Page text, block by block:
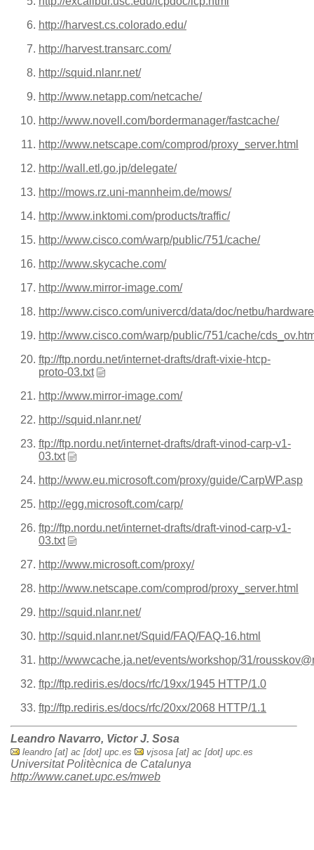
http://harvest.cs.colorado.edu/
http://harvest.transarc.com/
http://squid.nlanr.net/
http://www.netapp.com/netcache/
http://www.novell.com/bordermanager/fastcache/
http://www.netscape.com/comprod/proxy_server.html
http://wall.etl.go.jp/delegate/
http://mows.rz.uni-mannheim.de/mows/
http://www.inktomi.com/products/traffic/
http://www.cisco.com/warp/public/751/cache/
http://www.skycache.com/
http://www.mirror-image.com/
http://www.cisco.com/univercd/data/doc/netbu/
http://www.cisco.com/warp/public/751/cache/
ftp://ftp.nordu.net/internet-drafts/draft-vixie-htcp-
proto-03.txt
http://www.mirror-image.com/
http://squid.nlanr.net/
ftp://ftp.nordu.net/internet-drafts/draft-vinod-carp-v1-
03.txt
http://www.eu.microsoft.com/proxy/guide/CarpWP.asp
http://egg.microsoft.com/carp/
ftp://ftp.nordu.net/internet-drafts/draft-vinod-carp-v1-
03.txt
http://www.microsoft.com/proxy/
http://www.netscape.com/comprod/proxy_server.html
http://squid.nlanr.net/
http://squid.nlanr.net/Squid/FAQ/FAQ-16.html
http://wwwcache.ja.net/events/workshop/31/
ftp://ftp.rediris.es/docs/rfc/19xx/1945 HTTP/1.0
ftp://ftp.rediris.es/docs/rfc/20xx/2068 HTTP/1.1
Leandro Navarro, Victor J. Sosa
leandro [at] ac [dot] upc.es vjsosa [at] ac [dot] upc.es
Universitat Politècnica de Catalunya
http://www.canet.upc.es/mweb